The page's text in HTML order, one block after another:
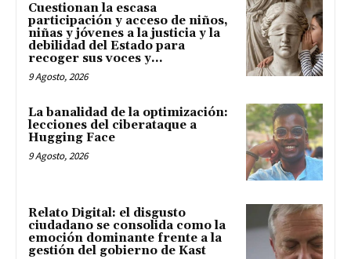
Cuestionan la escasa
participación y acceso de niños,
niñas y jóvenes a la justicia y la
debilidad del Estado para
recoger sus voces y...
9 Agosto, 2026
La banalidad de la optimización:
lecciones del ciberataque a
Hugging Face
9 Agosto, 2026
Relato Digital: el disgusto
ciudadano se consolida como la
emoción dominante frente a la
gestión del gobierno de Kast